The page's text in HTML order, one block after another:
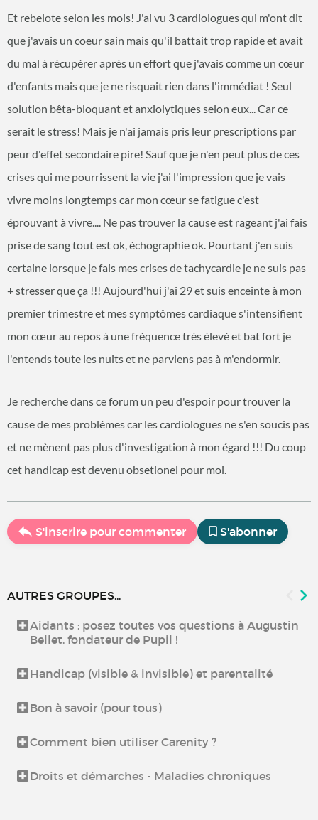
Et rebelote selon les mois! J'ai vu 3 cardiologues qui m'ont dit
que j'avais un coeur sain mais qu'il battait trop rapide et avait
du mal à récupérer après un effort que j'avais comme un cœur
d'enfants mais que je ne risquait rien dans l'immédiat ! Seul
solution bêta-bloquant et anxiolytiques selon eux... Car ce
serait le stress! Mais je n'ai jamais pris leur prescriptions par
peur d'effet secondaire pire! Sauf que je n'en peut plus de ces
crises qui me pourrissent la vie j'ai l'impression que je vais
vivre moins longtemps car mon cœur se fatigue c'est
éprouvant à vivre.... Ne pas trouver la cause est rageant j'ai fais
prise de sang tout est ok, échographie ok. Pourtant j'en suis
certaine lorsque je fais mes crises de tachycardie je ne suis pas
+ stresser que ça !!! Aujourd'hui j'ai 29 et suis enceinte à mon
premier trimestre et mes symptômes cardiaque s'intensifient
mon cœur au repos à une fréquence très élevé et bat fort je
l'entends toute les nuits et ne parviens pas à m'endormir.
Je recherche dans ce forum un peu d'espoir pour trouver la
cause de mes problèmes car les cardiologues ne s'en soucis pas
et ne mènent pas plus d'investigation à mon égard !!! Du coup
cet handicap est devenu obsetionel pour moi.
S'inscrire pour commenter S'abonner
AUTRES GROUPES...
Aidants : posez toutes vos questions à Augustin
Bellet, fondateur de Pupil !
Handicap (visible & invisible) et parentalité
Bon à savoir (pour tous)
Comment bien utiliser Carenity ?
Droits et démarches - Maladies chroniques